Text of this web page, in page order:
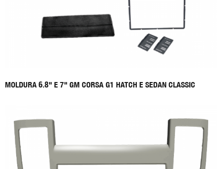
MOLDURA 6.8" E 7" GM CORSA G1 HATCH E SEDAN CLASSIC